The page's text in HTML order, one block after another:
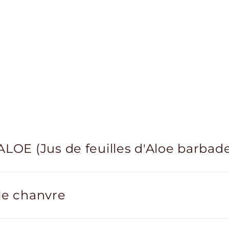
(Jus de feuilles d'Aloe
chanvre